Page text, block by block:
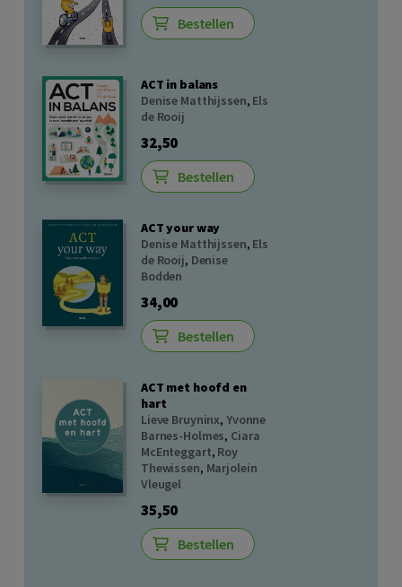
Bestellen
ACT in balans
Denise Matthijssen, Els
de Rooij
32,50
Bestellen
ACT your way
Denise Matthijssen, Els
de Rooij, Denise
Bodden
34,00
Bestellen
ACT met hoofd en
hart
Lieve Bruyninx, Yvonne
Barnes-Holmes, Ciara
McEnteggart, Roy
Thewissen, Marjolein
Vleugel
35,50
Bestellen